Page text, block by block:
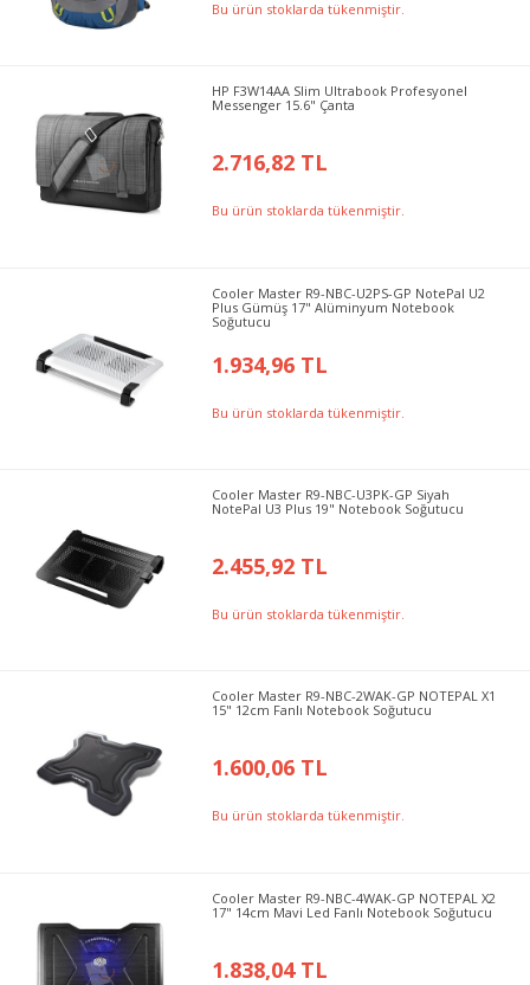
Bu ürün stoklarda tükenmiştir.
HP F3W14AA Slim Ultrabook Profesyonel
Messenger 15.6" Çanta
2.716,82 TL
Bu ürün stoklarda tükenmiştir.
Cooler Master R9-NBC-U2PS-GP NotePal U2
Plus Gümüş 17" Alüminyum Notebook
Soğutucu
1.934,96 TL
Bu ürün stoklarda tükenmiştir.
Cooler Master R9-NBC-U3PK-GP Siyah
NotePal U3 Plus 19" Notebook Soğutucu
2.455,92 TL
Bu ürün stoklarda tükenmiştir.
Cooler Master R9-NBC-2WAK-GP NOTEPAL X1
15" 12cm Fanlı Notebook Soğutucu
1.600,06 TL
Bu ürün stoklarda tükenmiştir.
Cooler Master R9-NBC-4WAK-GP NOTEPAL X2
17" 14cm Mavi Led Fanlı Notebook Soğutucu
1.838,04 TL